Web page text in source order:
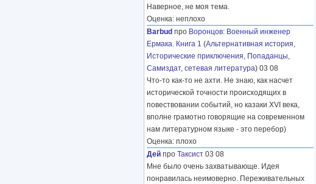
Наверное, не моя тема.
Оценка: неплохо
Barbud про Воронцов: Военный инженер
Ермака. Книга 1 (Альтернативная история,
Исторические приключения, Попаданцы,
Самиздат, сетевая литература) 03 08
Что-то как-то не ахти. Не знаю, как насчет
исторической точности происходящих в
повествовании событий, но казаки XVI века,
вполне грамотно говорящие на современном
нам литературном языке - это перебор)
Оценка: плохо
Дей про Таксист 03 08
Мне было очень захватывающе. Идея
понравилась неимоверно. Переживательных